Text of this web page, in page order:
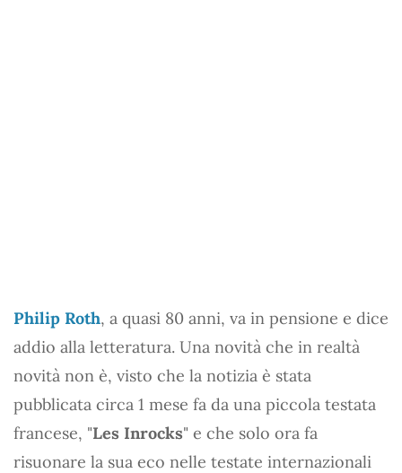
Philip Roth, a quasi 80 anni, va in pensione e dice
addio alla letteratura. Una novità che in realtà
novità non è, visto che la notizia è stata
pubblicata circa 1 mese fa da una piccola testata
francese, "Les Inrocks" e che solo ora fa
risuonare la sua eco nelle testate internazionali